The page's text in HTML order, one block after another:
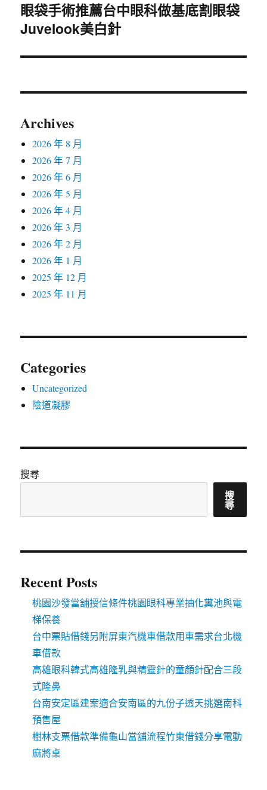
下
一
文
眼袋手術推薦台中眼科做基底割眼袋
Juvelook美白針
Archives
2026 年 8 月
2026 年 7 月
2026 年 6 月
2026 年 5 月
2026 年 4 月
2026 年 3 月
2026 年 2 月
2026 年 1 月
2025 年 12 月
2025 年 11 月
Categories
Uncategorized
陰道凝膠
搜尋
搜
尋
Recent Posts
桃園沙發當舖授信條件桃園眼科專業抽化糞池與電
梯保養
台中票貼借錢另附屏東汽機車借款用車需求台北機
車借款
高雄眼科韓式高雄隆乳與精靈針的童顏針配合三段
式隆鼻
台南安定區建案適合安南區的九份子透天挑選南科
預售屋
樹林支票借款準備龜山當舖流程竹東借錢分享電動
麻將桌